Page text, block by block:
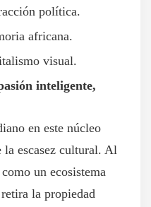
política.
africana.
visual.
inteligente,
en este núcleo
la escasez cultural. Al
un ecosistema
la propiedad